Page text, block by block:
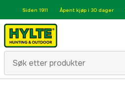
Siden 1911 Åpent kjøp i 30 dager